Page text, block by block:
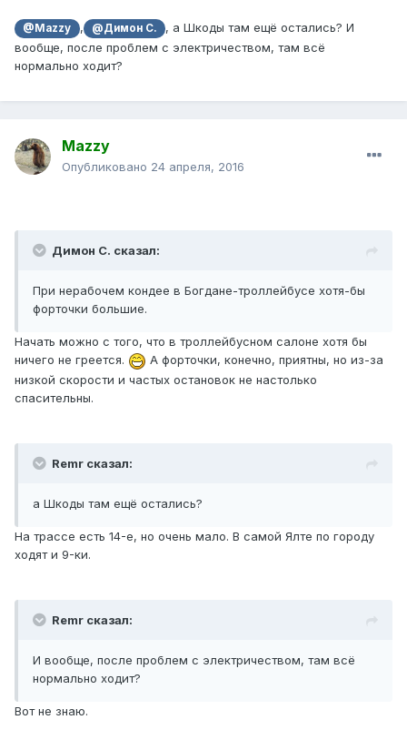
@Mazzy , @Димон С.
, а Шкоды там ещё остались? И
вообще, после проблем с электричеством, там всё
нормально ходит?
Mazzy
Опубликовано 24 апреля, 2016
Димон С. сказал:
При нерабочем кондее в Богдане-троллейбусе хотя-бы
форточки большие.
Начать можно с того, что в троллейбусном салоне хотя бы
ничего не греется.
А форточки, конечно, приятны, но из-за
низкой скорости и частых остановок не настолько
спасительны.
Remr сказал:
а Шкоды там ещё остались?
На трассе есть 14-е, но очень мало. В самой Ялте по городу
ходят и 9-ки.
Remr сказал:
И вообще, после проблем с электричеством, там всё
нормально ходит?
Вот не знаю.